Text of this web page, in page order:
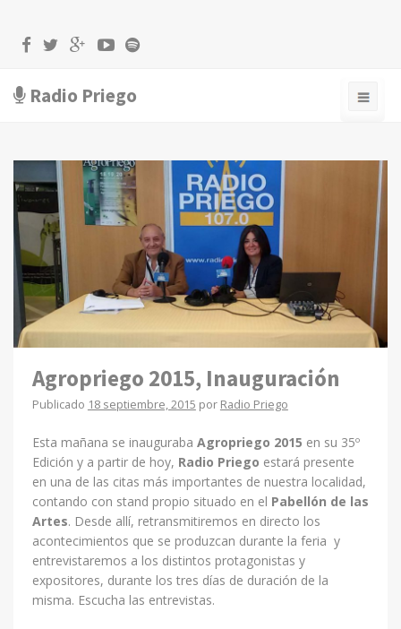
Radio Priego
Agropriego 2015, Inauguración
Publicado 18 septiembre, 2015 por Radio Priego
Esta mañana se inauguraba Agropriego 2015 en su 35º
Edición y a partir de hoy, Radio Priego estará presente
en una de las citas más importantes de nuestra localidad,
contando con stand propio situado en el Pabellón de las
Artes. Desde allí, retransmitiremos en directo los
acontecimientos que se produzcan durante la feria y
entrevistaremos a los distintos protagonistas y
expositores, durante los tres días de duración de la
misma. Escucha las entrevistas.